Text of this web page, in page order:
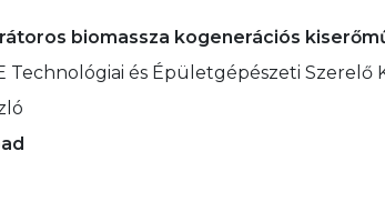
biomassza kogenerációs
Technológiai és Épületgépészeti Szerelő